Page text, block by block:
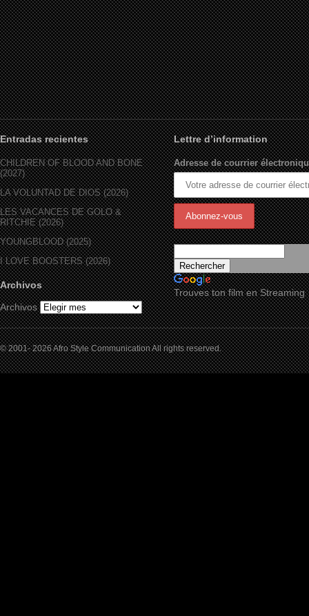
Entradas recientes
CHILDREN OF BLOOD AND BONE
(2027)
LA VOLUNTAD DE DIOS (2026)
LES VACANCES DE GOLO &
RITCHIE (2026)
YOUNGBLOOD (2025)
I LOVE BOOSTERS (2026)
Archivos
Archivos
Lettre d’information
Adresse de courrier
Trouves ton film en Streaming
© 2001- 2026 Afro Style Communication All rights reserved.